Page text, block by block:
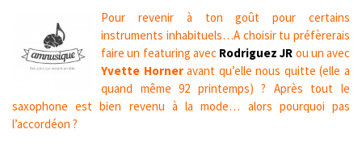
Pour revenir à ton goût pour certains
instruments inhabituels…A choisir tu préfèrerais
faire un featuring avec Rodriguez JR ou un avec
Yvette Horneravant qu’elle nous quitte (elle a
quand même 92 printemps) ? Après tout le
saxophone est bien revenu à la mode… alors pourquoi pas
l’accordéon ?